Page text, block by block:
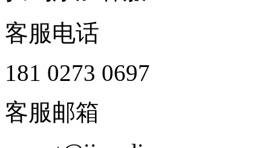
客服电话
181 0273 0697
客服邮箱